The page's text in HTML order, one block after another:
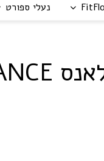
FitFlo נעלי ספורט
NCE